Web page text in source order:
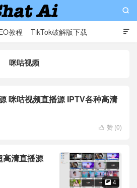

教程 TikTok破解版下载

咪咕视频
咪咕视频直播源 IPTV各种高清
 赞 (0)
高清直播源
 4